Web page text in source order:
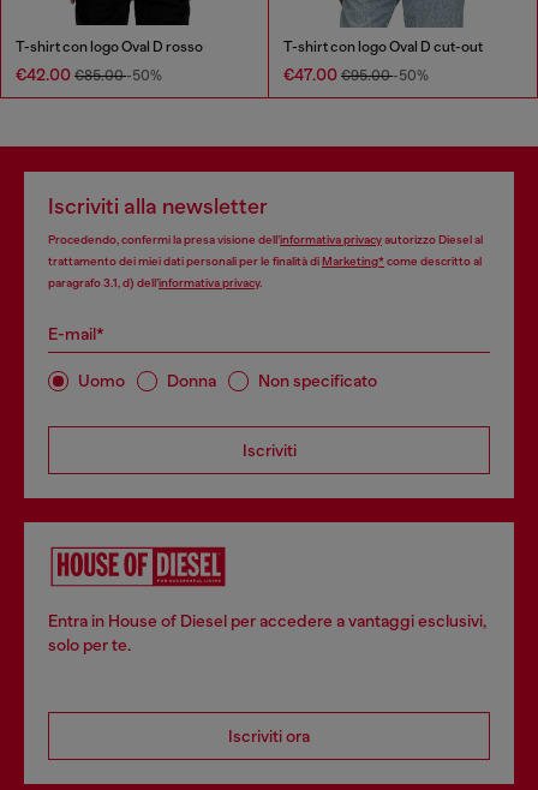
T-shirt con logo Oval D rosso
€42.00 €85.00-50%
T-shirt con logo Oval D cut-out
€47.00 €95.00-50%
Iscriviti alla newsletter
Procedendo, confermi la presa visione dell’informativa privacyautorizzo Diesel al
trattamento dei miei dati personali per le finalità diMarketing*come descritto al
paragrafo 3.1, d) dell’informativa privacy.
E-mail*
Uomo Donna Non specificato
Iscriviti
Entra in House of Diesel per accedere a vantaggi esclusivi,
solo per te.
Iscriviti ora